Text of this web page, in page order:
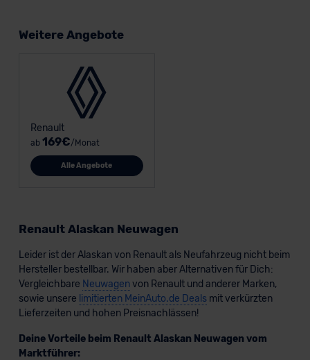
Weitere Angebote
Renault
ab 169€/Monat
Alle Angebote
Renault Alaskan Neuwagen
Leider ist der Alaskan von Renault als Neufahrzeug nicht beim
Hersteller bestellbar. Wir haben aber Alternativen für Dich:
Vergleichbare Neuwagenvon Renault und anderer Marken,
sowie unsere limitierten MeinAuto.de Dealsmit verkürzten
Lieferzeiten und hohen Preisnachlässen!
Deine Vorteile beim Renault Alaskan Neuwagen vom
Marktführer: